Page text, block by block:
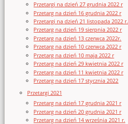
Przetargi na dzień 27 grudnia 2022 r
Przetarg na dzień 16 grudnia 2022 r
Przetargi na dzień 21 listopada 2022 r.
Przetarg na dzień 19 sierpnia 2022 r
Przetarg na dzień 13 czerwca 2022r.
Przetarg na dzień 10 czerwca 2022 r
Przetarg na dzień 10 maja 2022 r
Przetarg na dzień 29 kwietnia 2022 r
Przetarg na dzień 11 kwietnia 2022 r
Przetarg na dzień 17 stycznia 2022
Przetargi 2021
Przetarg na dzień 17 grudnia 2021 r
Przetarg na dzień 20 grudnia 2021 r
Przetarg na dzień 14 września 2021 r.